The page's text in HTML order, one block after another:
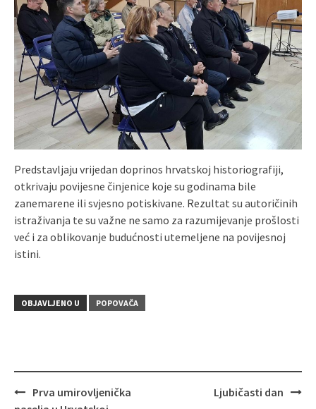
Predstavljaju vrijedan doprinos hrvatskoj historiografiji,
otkrivaju povijesne činjenice koje su godinama bile
zanemarene ili svjesno potiskivane. Rezultat su autoričinih
istraživanja te su važne ne samo za razumijevanje prošlosti
već i za oblikovanje budućnosti utemeljene na povijesnoj
istini.
OBJAVLJENO U POPOVAČA
Navigacija
Prva umirovljenička
Ljubičasti dan